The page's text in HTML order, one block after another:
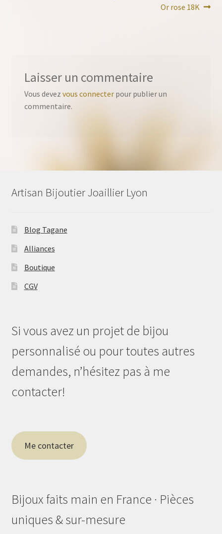
Or rose 18K
Laisser un commentaire
Vous devez vous connecterpour publier un
commentaire.
Artisan Bijoutier Joaillier Lyon
Blog Tagane
Alliances
Boutique
CGV
Si vous avez un projet de bijou
personnalisé ou pour toutes autres
demandes, n’hésitez pas à me
contacter!
Me contacter
Bijoux faits main en France · Pièces
uniques & sur-mesure